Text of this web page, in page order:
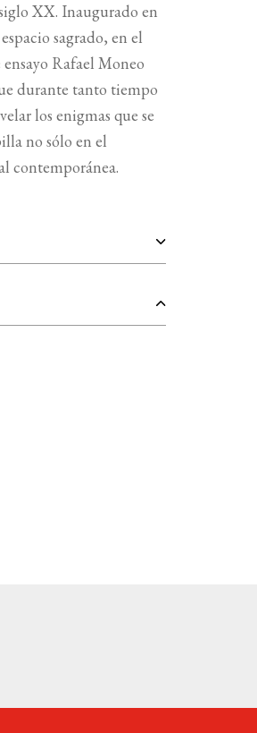
XX. Inaugurado en
sagrado, en el
Rafael Moneo
durante tanto tiempo
los enigmas que se
no sólo en el
contemporánea.